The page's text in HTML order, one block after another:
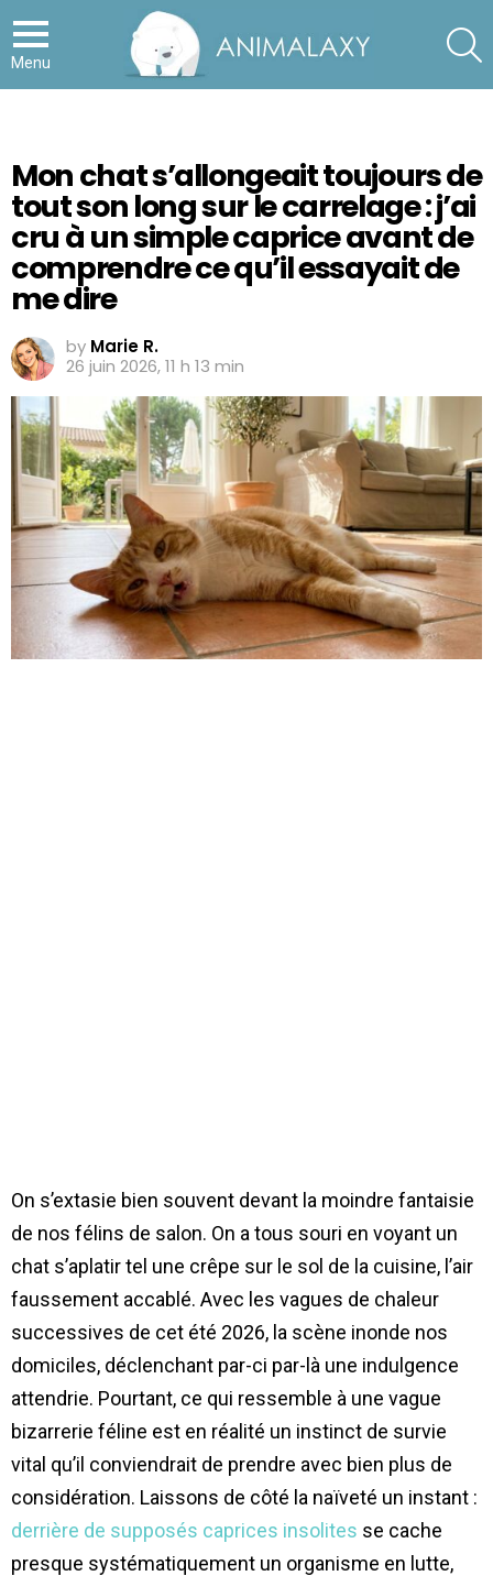
Menu
Mon chat s’allongeait toujours de
tout son long sur le carrelage : j’ai
cru à un simple caprice avant de
comprendre ce qu’il essayait de
me dire
by Marie R.
26 juin 2026, 11 h 13 min
On s’extasie bien souvent devant la moindre fantaisie
de nos félins de salon. On a tous souri en voyant un
chat s’aplatir tel une crêpe sur le sol de la cuisine, l’air
faussement accablé. Avec les vagues de chaleur
successives de cet été 2026, la scène inonde nos
domiciles, déclenchant par-ci par-là une indulgence
attendrie. Pourtant, ce qui ressemble à une vague
bizarrerie féline est en réalité un instinct de survie
vital qu’il conviendrait de prendre avec bien plus de
considération. Laissons de côté la naïveté un instant :
derrière de supposés caprices insolites se cache
presque systématiquement un organisme en lutte,